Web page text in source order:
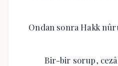
Ondan sonra Hakk
Bir-bir sorup,